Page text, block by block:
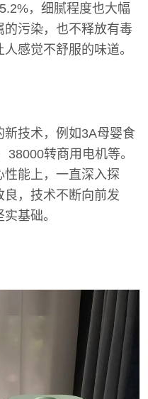
，细腻程度也大幅
污染，也不释放有毒
感觉不舒服的味道。
技术，例如3A母婴食
转商用电机等。
能上，一直深入探
，技术不断向前发
基础。